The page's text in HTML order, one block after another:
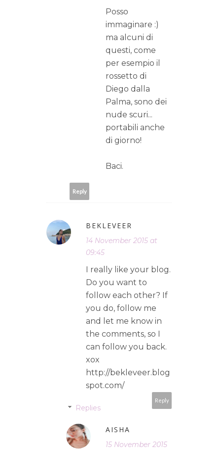
Posso
immaginare :)
ma alcuni di
questi, come
per esempio il
rossetto di
Diego dalla
Palma, sono dei
nude scuri...
portabili anche
di giorno!
Baci.
Reply
BEKLEVEER
14 November 2015 at
09:45
I really like your blog.
Do you want to
follow each other? If
you do, follow me
and let me know in
the comments, so I
can follow you back.
xox
http://bekleveer.blog
spot.com/
Reply
Replies
AISHA
15 November 2015